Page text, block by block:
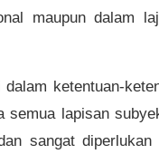
maupun dalam
ketentuan-
semua lapisan
sangat